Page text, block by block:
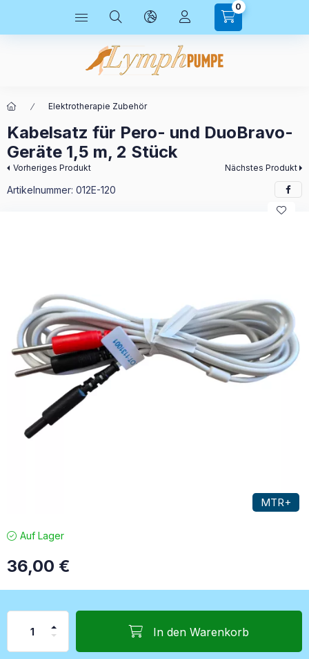
0
Elektrotherapie Zubehör
Kabelsatz für Pero- und DuoBravo-
Geräte 1,5 m, 2 Stück
Vorheriges Produkt Nächstes Produkt
Artikelnummer: 012E-120
MTR+
Auf Lager
36,00 €
In den Warenkorb